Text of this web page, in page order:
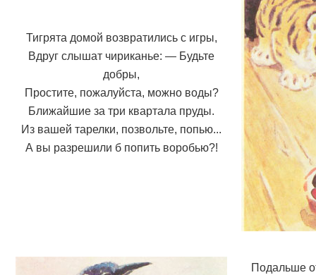
Тигрята домой возвратились с игры,
Вдруг слышат чириканье: — Будьте
добры,
Простите, пожалуйста, можно воды?
Ближайшие за три квартала пруды.
Из вашей тарелки, позвольте, попью...
А вы разрешили б попить воробью?!
Подальше